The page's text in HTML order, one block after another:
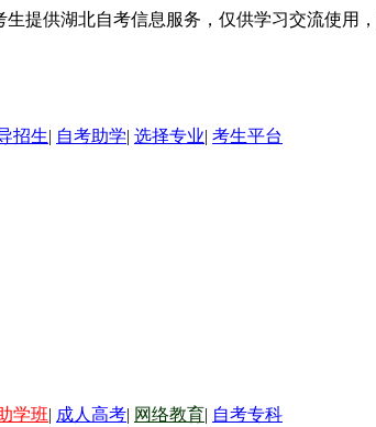
提供湖北自考信息服务，仅供学习交流使用
招生| 自考助学| 选择专业| 考生平台
学班| 成人高考| 网络教育| 自考专科